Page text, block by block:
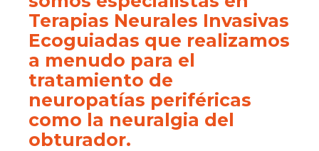
Terapias Neurales Invasivas
Ecoguiadas que realizamos
a menudo para el
tratamiento de
neuropatías periféricas
como la neuralgia del
obturador.